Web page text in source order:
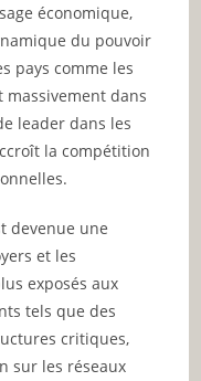
économique,
du pouvoir
pays comme les
massivement dans
leader dans les
la compétition
devenue une
et les
exposés aux
tels que des
critiques,
sur les réseaux